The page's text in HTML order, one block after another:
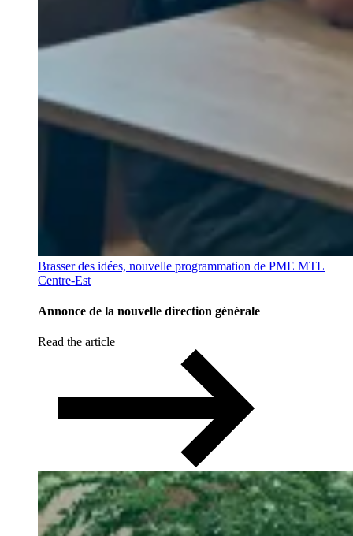
Brasser des idées, nouvelle programmation de PME MTL
Centre-Est
Annonce de la nouvelle direction générale
Read the article